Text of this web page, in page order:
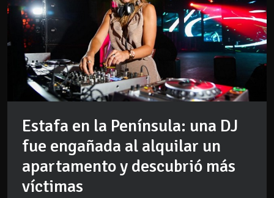
Estafa en la Península: una DJ
fue engañada al alquilar un
apartamento y descubrió más
víctimas